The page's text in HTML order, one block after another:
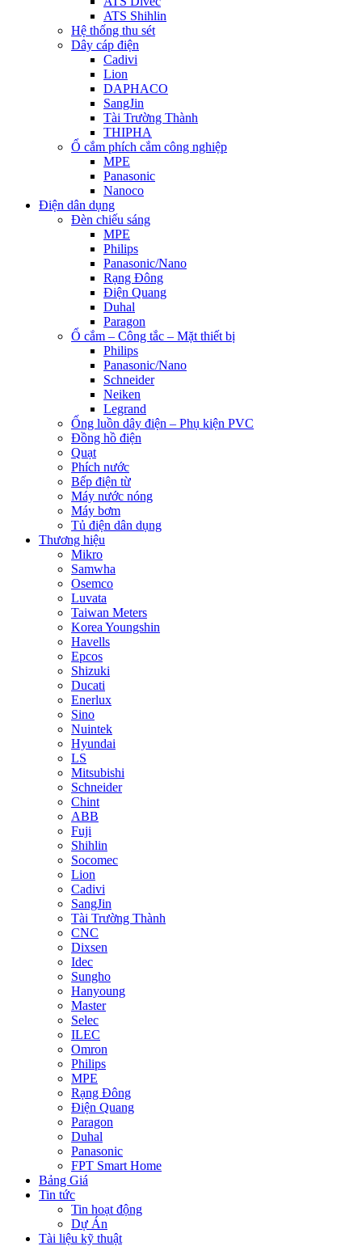
ATS Shihlin
Hệ thống thu sét
Dây cáp điện
Cadivi
Lion
DAPHACO
SangJin
Tài Trường Thành
THIPHA
Ổ cắm phích cắm công nghiệp
MPE
Panasonic
Nanoco
Điện dân dụng
Đèn chiếu sáng
MPE
Philips
Panasonic/Nano
Rạng Đông
Điện Quang
Duhal
Paragon
Ổ cắm – Công tắc – Mặt thiết bị
Philips
Panasonic/Nano
Schneider
Neiken
Legrand
Ống luồn dây điện – Phụ kiện PVC
Đồng hồ điện
Quạt
Phích nước
Bếp điện từ
Máy nước nóng
Máy bơm
Tủ điện dân dụng
Thương hiệu
Mikro
Samwha
Osemco
Luvata
Taiwan Meters
Korea Youngshin
Havells
Epcos
Shizuki
Ducati
Enerlux
Sino
Nuintek
Hyundai
LS
Mitsubishi
Schneider
Chint
ABB
Fuji
Shihlin
Socomec
Lion
Cadivi
SangJin
Tài Trường Thành
CNC
Dixsen
Idec
Sungho
Hanyoung
Master
Selec
ILEC
Omron
Philips
MPE
Rạng Đông
Điện Quang
Paragon
Duhal
Panasonic
FPT Smart Home
Bảng Giá
Tin tức
Tin hoạt động
Dự Án
Tài liệu kỹ thuật